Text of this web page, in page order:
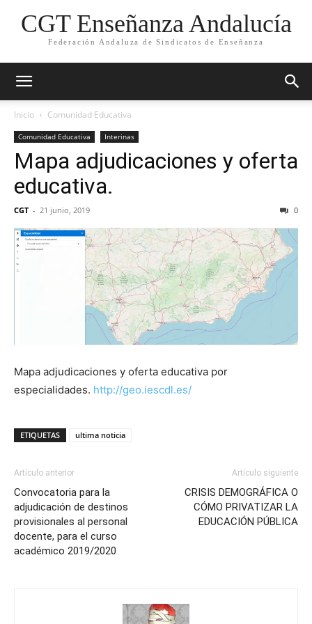
CGT Enseñanza Andalucía
Federación Andaluza de Sindicatos de Enseñanza
Inicio Comunidad Educativa
Comunidad Educativa Interinas
Mapa adjudicaciones y oferta
educativa.
CGT - 21 junio, 2019 0
Mapa adjudicaciones y oferta educativa por
especialidades. http://geo.iescdl.es/
ETIQUETAS ultima noticia
Artículo anterior
Convocatoria para la
adjudicación de destinos
provisionales al personal
docente, para el curso
académico 2019/2020
Artículo siguiente
CRISIS DEMOGRÁFICA O
CÓMO PRIVATIZAR LA
EDUCACIÓN PÚBLICA